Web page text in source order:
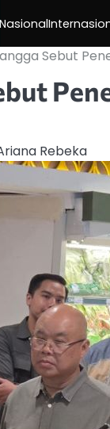
Nasional
Sebut
Rebeka